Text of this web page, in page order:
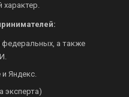
федеральных, а также
Яндекс.
эксперта)